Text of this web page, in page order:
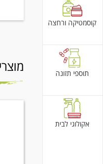
קוסמטיקה ורחצה
תוספי תזונה
אקולוגי לבית